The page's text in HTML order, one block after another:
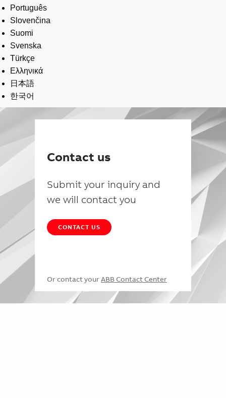
Português
Slovenčina
Suomi
Svenska
Türkçe
Ελληνικά
日本語
한국어
Contact us
Submit your inquiry and
we will contact you
CONTACT US
Or contact your ABB Contact Center